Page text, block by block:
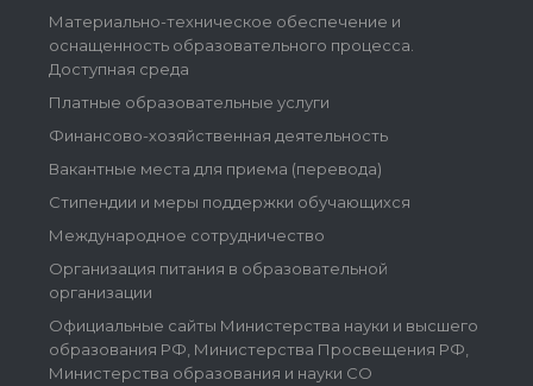
Материально-техническое обеспечение и
оснащенность образовательного процесса.
Доступная среда
Платные образовательные услуги
Финансово-хозяйственная деятельность
Вакантные места для приема (перевода)
Стипендии и меры поддержки обучающихся
Международное сотрудничество
Организация питания в образовательной
организации
Официальные сайты Министерства науки и высшего
образования РФ, Министерства Просвещения РФ,
Министерства образования и науки СО